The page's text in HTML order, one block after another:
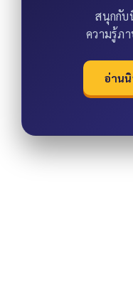
สนุกกับ
ความรู้ภ
อ่าน